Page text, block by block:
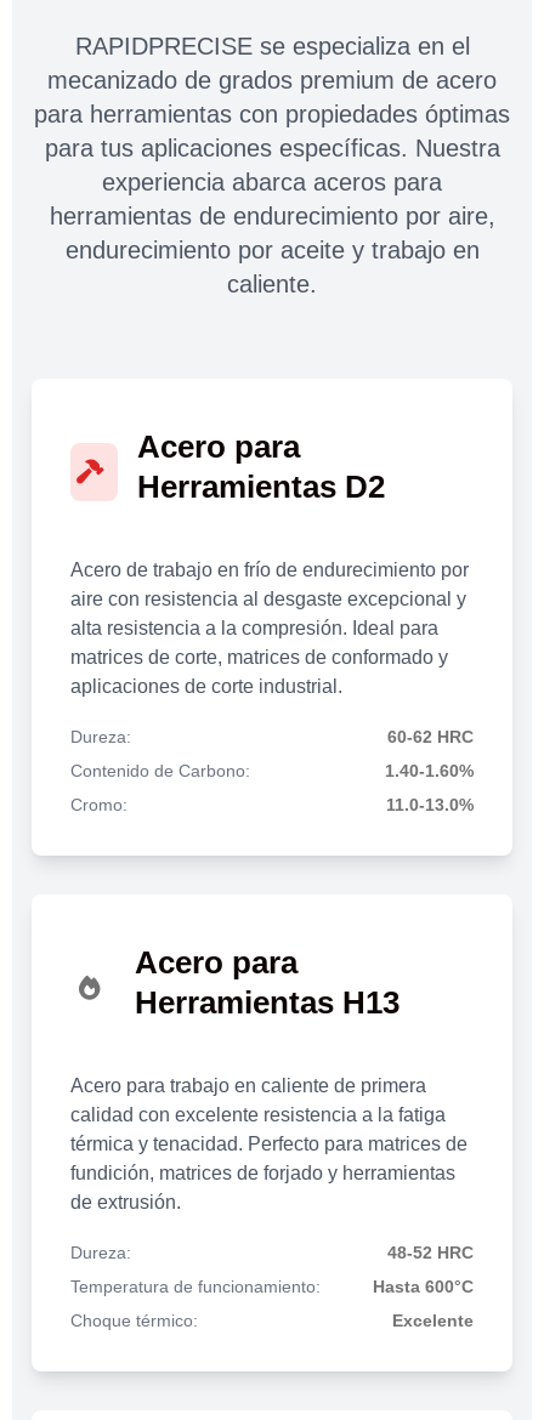
RAPIDPRECISE se especializa en el
mecanizado de grados premium de acero
para herramientas con propiedades óptimas
para tus aplicaciones específicas. Nuestra
experiencia abarca aceros para
herramientas de endurecimiento por aire,
endurecimiento por aceite y trabajo en
caliente.
Acero para
Herramientas D2
Acero de trabajo en frío de endurecimiento por
aire con resistencia al desgaste excepcional y
alta resistencia a la compresión. Ideal para
matrices de corte, matrices de conformado y
aplicaciones de corte industrial.
Dureza:
60-62 HRC
Contenido de Carbono:
1.40-1.60%
Cromo:
11.0-13.0%
Acero para
Herramientas H13
Acero para trabajo en caliente de primera
calidad con excelente resistencia a la fatiga
térmica y tenacidad. Perfecto para matrices de
fundición, matrices de forjado y herramientas
de extrusión.
Dureza:
48-52 HRC
Temperatura de funcionamiento:
Hasta 600°C
Choque térmico:
Excelente